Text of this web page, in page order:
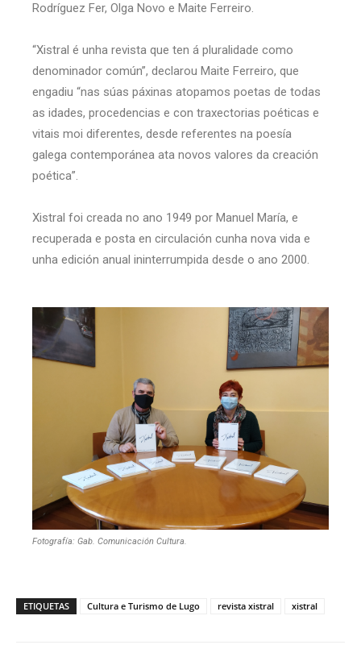
Rodríguez Fer, Olga Novo e Maite Ferreiro.
“Xistral é unha revista que ten á pluralidade como
denominador común”, declarou Maite Ferreiro, que
engadiu “nas súas páxinas atopamos poetas de todas
as idades, procedencias e con traxectorias poéticas e
vitais moi diferentes, desde referentes na poesía
galega contemporánea ata novos valores da creación
poética”.
Xistral foi creada no ano 1949 por Manuel María, e
recuperada e posta en circulación cunha nova vida e
unha edición anual ininterrumpida desde o ano 2000.
Fotografía: Gab. Comunicación Cultura.
ETIQUETAS Cultura e Turismo de Lugo revista xistral xistral